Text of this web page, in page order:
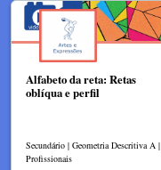
Alfabeto da reta: Retas
oblíqua e perfil
Secundário | Geometria Descritiva A |
Profissionais